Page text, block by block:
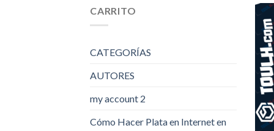
CARRITO
CATEGORÍAS
AUTORES
my account 2
Cómo Hacer Plata en Internet en